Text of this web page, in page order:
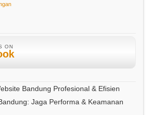
ON
Bandung Profesional & Efisien
Jaga Performa & Keamanan